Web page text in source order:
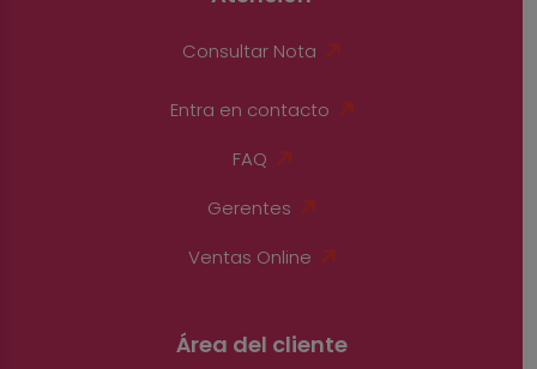
Consultar Nota
Entra en contacto
FAQ
Gerentes
Ventas Online
Área del cliente